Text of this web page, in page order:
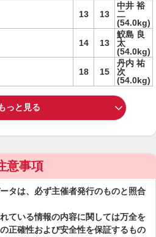
13 13
中井 裕
二
(54.0kg)
14 13
鮫島 良
太
(54.0kg)
18 15
丹内 祐
次
(54.0kg)
っと見る
意事項
タは、必ず主催者発行のものと照合
ている情報の内容に関しては万全を
正確性および安全性を保証するもの